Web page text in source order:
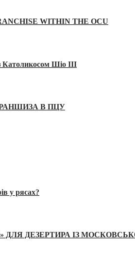
WITHIN THE OCU
Католикосом Шіо III
В ПЦУ
у рясах?
ДЕЗЕРТИРА ІЗ